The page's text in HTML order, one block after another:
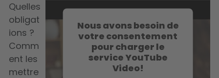
Nous avons besoin de
votre consentement
pour charger le
service YouTube
Video!
Quelles
obligat
ions ?
Comm
ent les
mettre